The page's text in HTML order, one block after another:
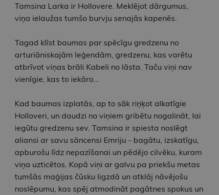
Tamsina Larka ir Hollovere. Meklējot dārgumus,
viņa ielaužas tumšo burvju senajās kapenēs.
Tagad klīst baumas par spēcīgu gredzenu no
arturiāniskajām leģendām, gredzenu, kas varētu
atbrīvot viņas brāli Kabeli no lāsta. Taču viņi nav
vienīgie, kas to iekāro...
Kad baumas izplatās, ap to sāk riņķot alkatīgie
Holloveri, un daudzi no viņiem gribētu nogalināt, lai
iegūtu gredzenu sev. Tamsina ir spiesta noslēgt
aliansi ar savu sāncensi Emriju - bagātu, izskatīgu,
apburošu līdz nepazīšanai un pēdējo cilvēku, kuram
viņa uzticētos. Kopā viņi ar galvu pa priekšu metas
tumšās maģijas čūsku ligzdā un atklāj nāvējošu
noslēpumu, kas spēj atmodināt pagātnes spokus un